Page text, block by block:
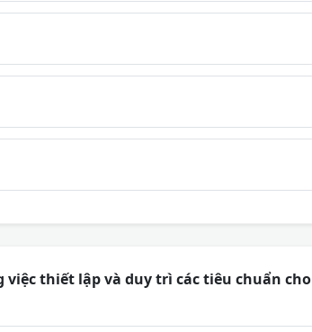
thiết lập và duy trì các tiêu chuẩn cho